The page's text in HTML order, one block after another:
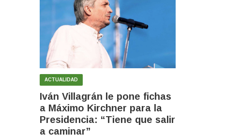
ACTUALIDAD
Iván Villagrán le pone fichas
a Máximo Kirchner para la
Presidencia: “Tiene que salir
a caminar”